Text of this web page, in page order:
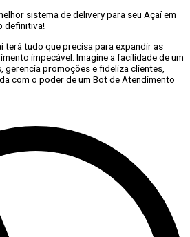
sistema de delivery para seu Açaí em
definitiva!
terá tudo que precisa para expandir as
impecável. Imagine a facilidade de um
gerencia promoções e fideliza clientes,
com o poder de um Bot de Atendimento